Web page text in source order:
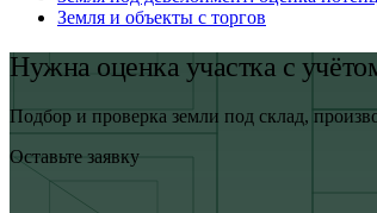
Земля и объекты с торгов
Нужна оценка участка с
Подбор и проверка земли под склад,
Оставьте заявку